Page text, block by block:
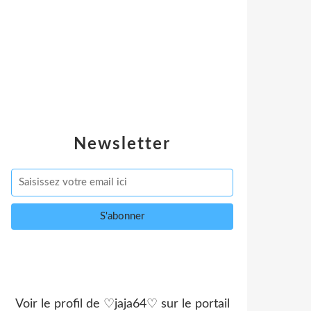
Newsletter
Voir le profil de ♡jaja64♡ sur le portail